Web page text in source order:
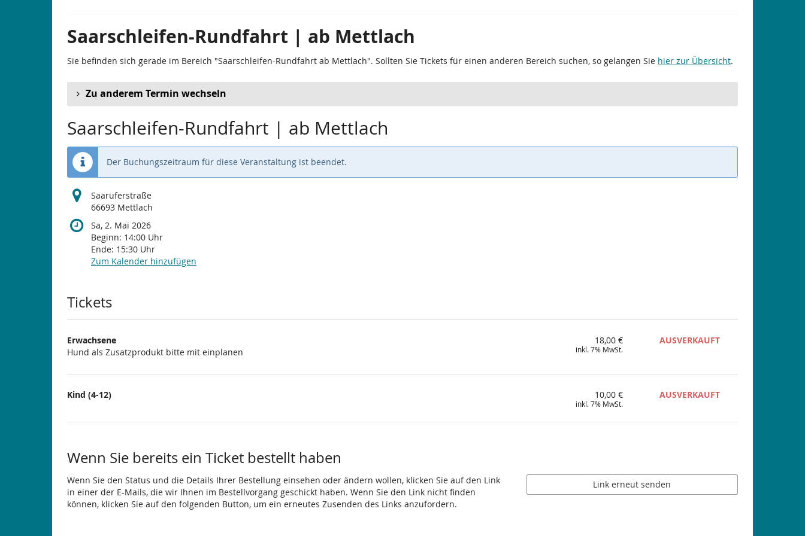
Saarschleifen-Rundfahrt | ab Mettlach
Sie befinden sich gerade im Bereich "Saarschleifen-Rundfahrt ab Mettlach". Sollten Sie Tickets für einen anderen Bereich suchen, so gelangen Sie hier zur Übersicht.
Zu anderem Termin wechseln
Saarschleifen-Rundfahrt | ab Mettlach
Der Buchungszeitraum für diese Veranstaltung ist beendet.
Saaruferstraße
66693 Mettlach
Sa, 2. Mai 2026
Beginn: 14:00 Uhr
Ende: 15:30 Uhr
Zum Kalender hinzufügen
Produkte
Tickets
Erwachsene
Hund als Zusatzprodukt bitte mit einplanen
18,00 €
inkl. 7% MwSt.
AUSVERKAUFT
Kind (4-12) 10,00 €
inkl. 7% MwSt.
AUSVERKAUFT
Wenn Sie bereits ein Ticket bestellt haben
Wenn Sie den Status und die Details Ihrer Bestellung einsehen oder ändern wollen, klicken Sie auf den Link
in einer der E-Mails, die wir Ihnen im Bestellvorgang geschickt haben. Wenn Sie den Link nicht finden
können, klicken Sie auf den folgenden Button, um ein erneutes Zusenden des Links anzufordern.
Link erneut senden